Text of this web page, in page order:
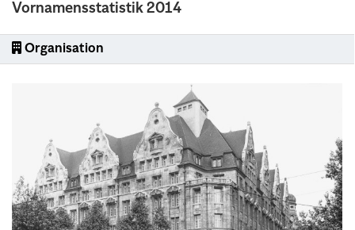
Vornamensstatistik 2014
Organisation